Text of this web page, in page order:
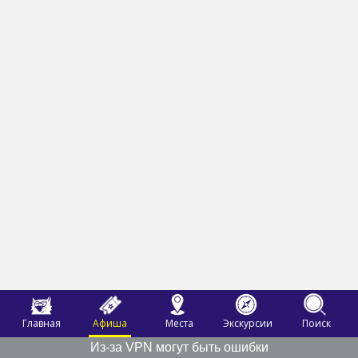
Главная Афиша Места Экскурсии
Поиск
Из-за VPN могут быть ошибки